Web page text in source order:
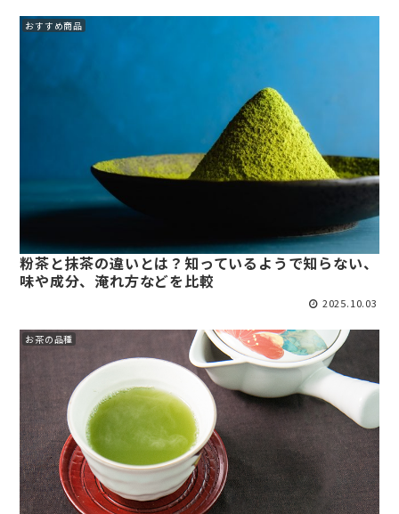
おすすめ商品
粉茶と抹茶の違いとは？知っているようで知らない、
味や成分、淹れ方などを比較
2025.10.03
お茶の品種